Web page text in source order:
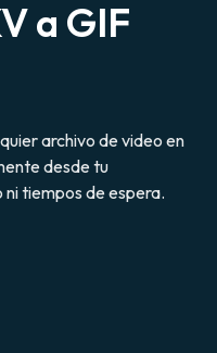
a GIF
archivo de video en
desde tu
tiempos de espera.